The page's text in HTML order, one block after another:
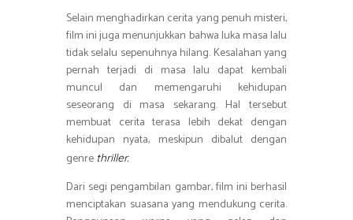
Selain menghadirkan cerita yang penuh misteri,
film ini juga menunjukkan bahwa luka masa lalu
tidak selalu sepenuhnya hilang. Kesalahan yang
pernah terjadi di masa lalu dapat kembali
muncul dan memengaruhi kehidupan
seseorang di masa sekarang. Hal tersebut
membuat cerita terasa lebih dekat dengan
kehidupan nyata, meskipun dibalut dengan
genre thriller.
Dari segi pengambilan gambar, film ini berhasil
menciptakan suasana yang mendukung cerita.